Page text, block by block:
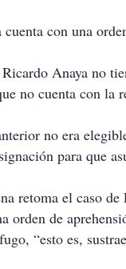
con una
Anaya no
no cuenta con la
no era
para que
retoma el caso
orden de
“esto es,